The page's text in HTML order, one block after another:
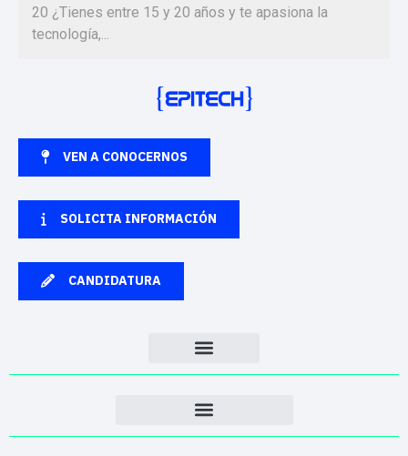
20 ¿Tienes entre 15 y 20 años y te apasiona la
tecnología,...
VEN A CONOCERNOS
SOLICITA INFORMACIÓN
CANDIDATURA